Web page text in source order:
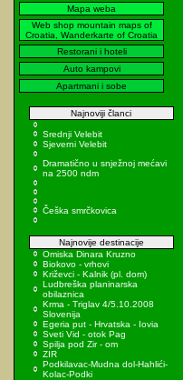
Mapa weba
Web shop mountain maps of
Croatia, Wanderkarte of Croatia
Restorani i hoteli
Auto kampovi
Apartmani i sobe
Najnoviji članci
Srednji Velebit
Sjeverni Velebit
Dramatično u snježnoj mećavi
na 2500 ndm
Češka smrčkovica
Najnovije destinacije
Omiska Dinara Kruzno
Biokovo - vrhovi
Križevci - Kalnik (pl. dom)
Ludbreška planinarska
obilaznica
Krma - Triglav 4/5.10.2008
Slovenija
Egeria put - Hrvatska - Iovia
Sveti Vid - otok Pag
Spilja pod Zir - om
ZIR
Podkilavac-Mudna dol-Hahlići-
Kolac-Podki